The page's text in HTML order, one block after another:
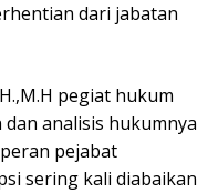
dari jabatan
pegiat hukum
analisis hukumnya
pejabat
sering kali diabaikan